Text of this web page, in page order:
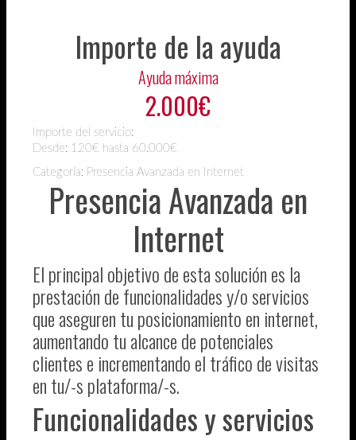
Importe de la ayuda
Ayuda máxima
2.000€
Importe del servicio:
Desde: 120€ hasta 60.000€
Categoría: Presencia Avanzada en Internet
Presencia Avanzada en
Internet
El principal objetivo de esta solución es la
prestación de funcionalidades y/o servicios
que aseguren tu posicionamiento en internet,
aumentando tu alcance de potenciales
clientes e incrementando el tráfico de visitas
en tu/-s plataforma/-s.
Funcionalidades y servicios